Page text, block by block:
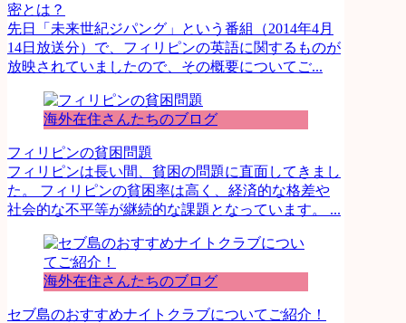
密とは？
先日「未来世紀ジパング」という番組（2014年4月
14日放送分）で、フィリピンの英語に関するものが
放映されていましたので、その概要についてご...
海外在住さんたちのブログ
フィリピンの貧困問題
フィリピンは長い間、貧困の問題に直面してきまし
た。 フィリピンの貧困率は高く、経済的な格差や
社会的な不平等が継続的な課題となっています。 ...
海外在住さんたちのブログ
セブ島のおすすめナイトクラブについてご紹介！